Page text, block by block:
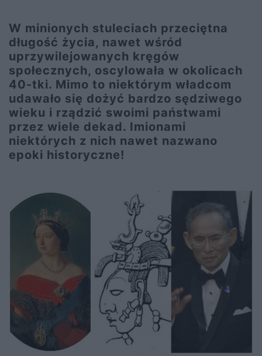
W minionych stuleciach przeciętna
długość życia, nawet wśród
uprzywilejowanych kręgów
społecznych, oscylowała w okolicach
40-tki. Mimo to niektórym władcom
udawało się dożyć bardzo sędziwego
wieku i rządzić swoimi państwami
przez wiele dekad. Imionami
niektórych z nich nawet nazwano
epoki historyczne!